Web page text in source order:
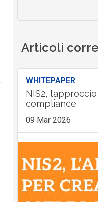
Articoli
WHITEPAPER
NIS2,
compliance
09 Mar 2026